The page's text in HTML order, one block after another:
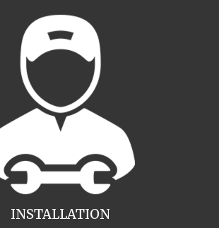
INSTALLATION